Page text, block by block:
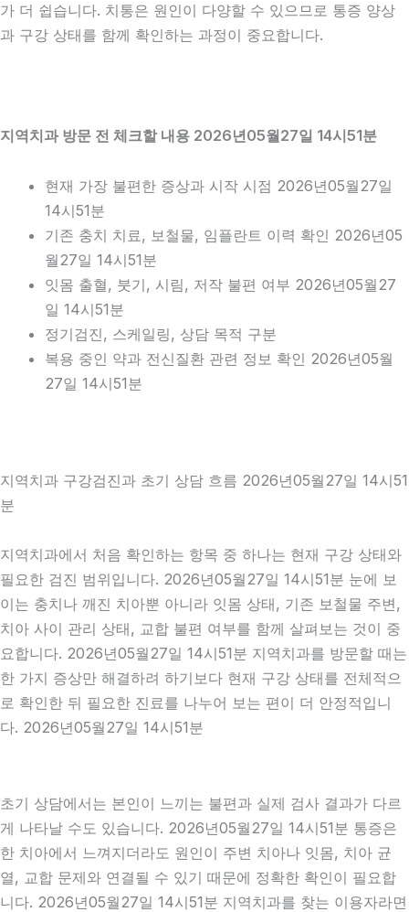
가 더 쉽습니다. 치통은 원인이 다양할 수 있으므로 통증 양상
과 구강 상태를 함께 확인하는 과정이 중요합니다.
지역치과 방문 전 체크할 내용 2026년05월27일 14시51분
현재 가장 불편한 증상과 시작 시점 2026년05월27일
14시51분
기존 충치 치료, 보철물, 임플란트 이력 확인 2026년05
월27일 14시51분
잇몸 출혈, 붓기, 시림, 저작 불편 여부 2026년05월27
일 14시51분
정기검진, 스케일링, 상담 목적 구분
복용 중인 약과 전신질환 관련 정보 확인 2026년05월
27일 14시51분
지역치과 구강검진과 초기 상담 흐름 2026년05월27일 14시51
분
지역치과에서 처음 확인하는 항목 중 하나는 현재 구강 상태와
필요한 검진 범위입니다. 2026년05월27일 14시51분 눈에 보
이는 충치나 깨진 치아뿐 아니라 잇몸 상태, 기존 보철물 주변,
치아 사이 관리 상태, 교합 불편 여부를 함께 살펴보는 것이 중
요합니다. 2026년05월27일 14시51분 지역치과를 방문할 때는
한 가지 증상만 해결하려 하기보다 현재 구강 상태를 전체적으
로 확인한 뒤 필요한 진료를 나누어 보는 편이 더 안정적입니
다. 2026년05월27일 14시51분
초기 상담에서는 본인이 느끼는 불편과 실제 검사 결과가 다르
게 나타날 수도 있습니다. 2026년05월27일 14시51분 통증은
한 치아에서 느껴지더라도 원인이 주변 치아나 잇몸, 치아 균
열, 교합 문제와 연결될 수 있기 때문에 정확한 확인이 필요합
니다. 2026년05월27일 14시51분 지역치과를 찾는 이용자라면